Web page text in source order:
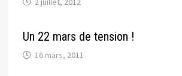
Un 22 mars de tension !
16 mars, 2011